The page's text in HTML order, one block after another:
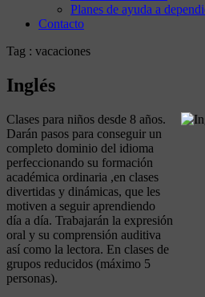
Planes de ayuda a
Contacto
Tag : vacaciones
Inglés
Clases para niños desde 8 años.
Darán pasos para conseguir un
completo dominio del idioma
perfeccionando su formación
académica ordinaria ,en clases
divertidas y dinámicas, que les
motiven a seguir aprendiendo
día a día. Trabajarán la expresión
oral y su comprensión auditiva
así como la lectora. En clases de
grupos reducidos (máximo 5
personas).